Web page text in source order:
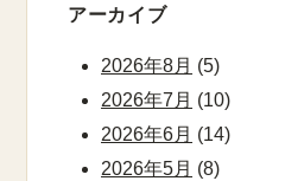
アーカイブ
2026年8月 (5)
2026年7月 (10)
2026年6月 (14)
2026年5月 (8)